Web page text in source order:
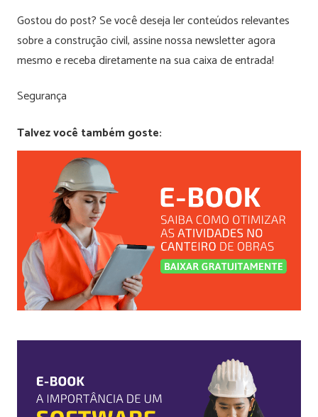
Gostou do post? Se você deseja ler conteúdos relevantes
sobre a construção civil, assine nossa newsletter agora
mesmo e receba diretamente na sua caixa de entrada!
Segurança
Talvez você também goste: